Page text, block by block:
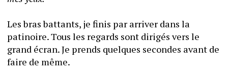
Les bras battants, je finis par arriver dans la
patinoire. Tous les regards sont dirigés vers le
grand écran. Je prends quelques secondes avant de
faire de même.